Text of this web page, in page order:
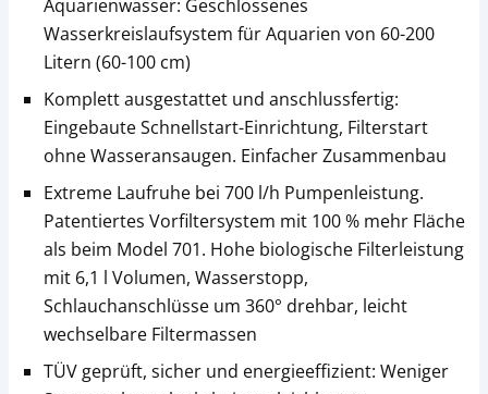
Aquarienwasser: Geschlossenes
Wasserkreislaufsystem für Aquarien von 60-200
Litern (60-100 cm)
Komplett ausgestattet und anschlussfertig:
Eingebaute Schnellstart-Einrichtung, Filterstart
ohne Wasseransaugen. Einfacher Zusammenbau
Extreme Laufruhe bei 700 l/h Pumpenleistung.
Patentiertes Vorfiltersystem mit 100 % mehr Fläche
als beim Model 701. Hohe biologische Filterleistung
mit 6,1 l Volumen, Wasserstopp,
Schlauchanschlüsse um 360° drehbar, leicht
wechselbare Filtermassen
TÜV geprüft, sicher und energieeffizient: Weniger